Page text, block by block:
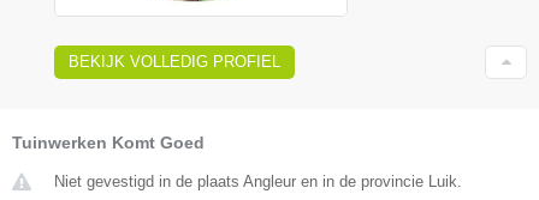
BEKIJK VOLLEDIG PROFIEL
Tuinwerken Komt Goed
Niet gevestigd in de plaats Angleur en in de provincie Luik.